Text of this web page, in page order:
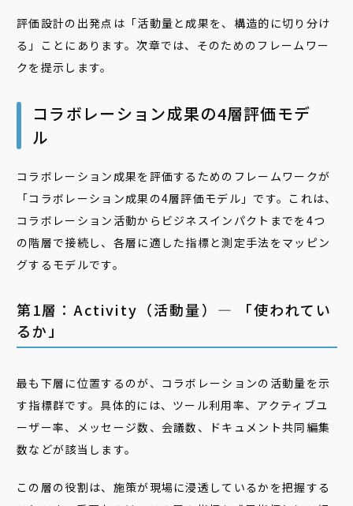
評価設計の出発点は「活動量と成果を、構造的に切り分け
る」ことにあります。次章では、そのためのフレームワー
クを提示します。
コラボレーション成果の4層評価モデ
ル
コラボレーション成果を評価するためのフレームワークが
「コラボレーション成果の4層評価モデル」です。これは、
コラボレーション活動からビジネスインパクトまでを4つ
の階層で接続し、各層に適した指標と測定手法をマッピン
グするモデルです。
第1層：Activity（活動量）― 「使われてい
るか」
最も下層に位置するのが、コラボレーションの活動量を示
す指標群です。具体的には、ツール利用率、アクティブユ
ーザー率、メッセージ数、会議数、ドキュメント共同編集
数などが該当します。
この層の役割は、施策が現場に浸透しているかを把握する